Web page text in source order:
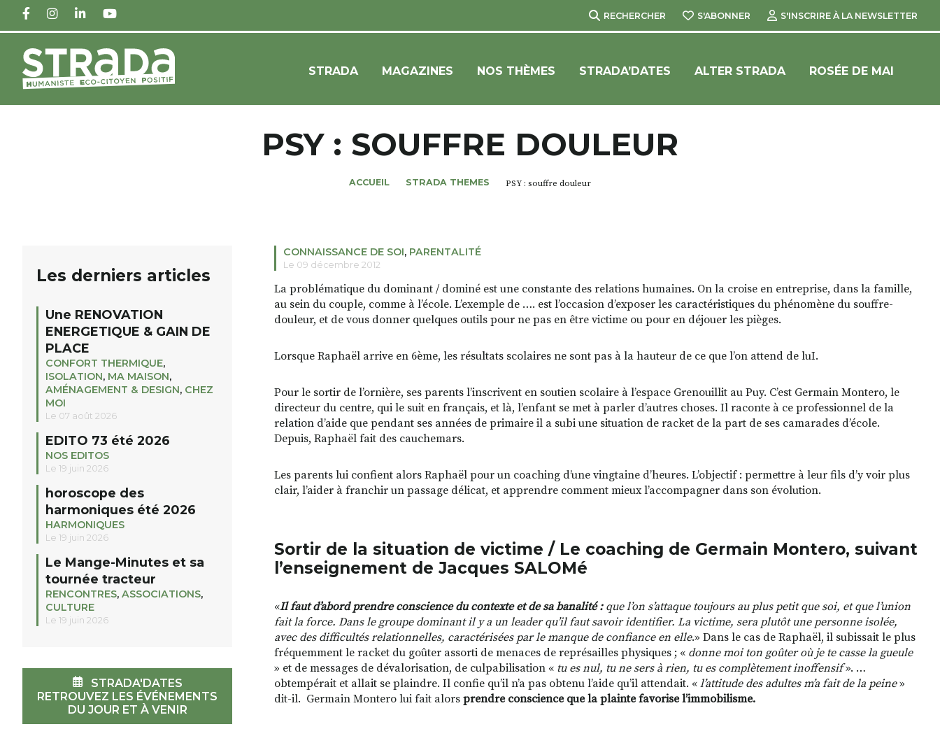
FACEBOOKINSTAGRAM
LINKEDINYOUTUBE RECHERCHER S'ABONNER S'INSCRIRE À LA NEWSLETTER
STRADA MAGAZINES NOS THÈMES STRADA’DATES ALTER STRADA ROSÉE DE MAI
PSY : SOUFFRE DOULEUR
ACCUEIL STRADA THEMES PSY : souffre douleur
CONNAISSANCE DE SOI, PARENTALITÉ
Le 09 décembre 2012
La problématique du dominant / dominé est une constante des relations humaines. On la croise en entreprise, dans la famille,
au sein du couple, comme à l’école. L’exemple de …. est l’occasion d’exposer les caractéristiques du phénomène du souffre-
douleur, et de vous donner quelques outils pour ne pas en être victime ou pour en déjouer les pièges.
Lorsque Raphaël arrive en 6ème, les résultats scolaires ne sont pas à la hauteur de ce que l’on attend de luI.
Pour le sortir de l’ornière, ses parents l’inscrivent en soutien scolaire à l’espace Grenouillit au Puy. C’est Germain Montero, le
directeur du centre, qui le suit en français, et là, l’enfant se met à parler d’autres choses. Il raconte à ce professionnel de la
relation d’aide que pendant ses années de primaire il a subi une situation de racket de la part de ses camarades d’école.
Depuis, Raphaël fait des cauchemars.
Les parents lui confient alors Raphaël pour un coaching d’une vingtaine d’heures. L’objectif : permettre à leur fils d’y voir plus
clair, l’aider à franchir un passage délicat, et apprendre comment mieux l’accompagner dans son évolution.
Sortir de la situation de victime / Le coaching de Germain Montero, suivant
l’enseignement de Jacques SALOMé
«Il faut d’abord prendre conscience du contexte et de sa banalité :que l’on s’attaque toujours au plus petit que soi, et que l’union
fait la force. Dans le groupe dominant il y a un leader qu’il faut savoir identifier. La victime, sera plutôt une personne isolée,
avec des difficultés relationnelles, caractérisées par le manque de confiance en elle.» Dans le cas de Raphaël, il subissait le plus
fréquemment le racket du goûter assorti de menaces de représailles physiques ; « donne moi ton goûter où je te casse la gueule
» et de messages de dévalorisation, de culpabilisation « tu es nul, tu ne sers à rien, tu es complètement inoffensif». …
obtempérait et allait se plaindre. Il confie qu’il n’a pas obtenu l’aide qu’il attendait. « l’attitude des adultes m’a fait de la peine»
dit-il. Germain Montero lui fait alors prendre conscience que la plainte favorise l’immobilisme.
Les derniers articles
Une RENOVATION
ENERGETIQUE & GAIN DE
PLACE
CONFORT THERMIQUE,
ISOLATION, MA MAISON,
AMÉNAGEMENT & DESIGN, CHEZ
MOI
Le 07 août 2026
EDITO 73 été 2026
NOS EDITOS
Le 19 juin 2026
horoscope des
harmoniques été 2026
HARMONIQUES
Le 19 juin 2026
Le Mange-Minutes et sa
tournée tracteur
RENCONTRES, ASSOCIATIONS,
CULTURE
Le 19 juin 2026
STRADA'DATES
RETROUVEZ LES ÉVÉNEMENTS
DU JOUR ET À VENIR